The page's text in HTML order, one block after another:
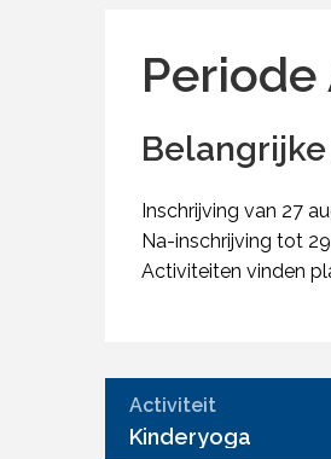
Periode
Inschrijving van 27
Na-inschrijving tot
Activiteiten vinden
Activiteit
Kinderyoga